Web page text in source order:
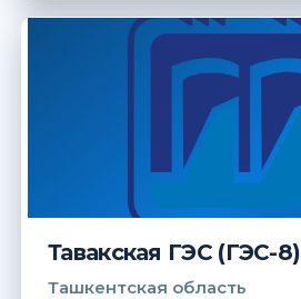
Тавакская ГЭС (ГЭС-8)
Ташкентская область